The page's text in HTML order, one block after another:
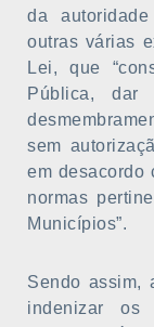
da autoridade
outras várias
Lei, que
Pública, dar
sem
em desacordo
normas
Municípios”.
Sendo assim,
indenizar os